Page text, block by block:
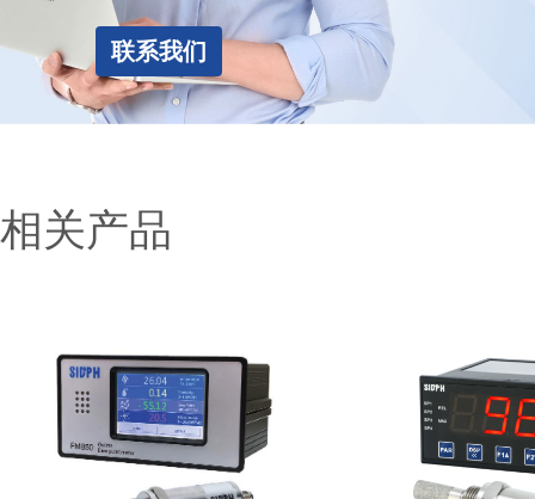
联系我们
相关产品